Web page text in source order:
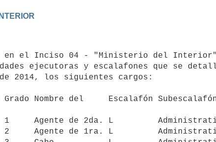
ejecutoras y escalafones que se
2014, los siguientes cargos:
Nombre del     Escalafón
/
Agente de 2da. L
Agente de 1ra. L         Administrativo